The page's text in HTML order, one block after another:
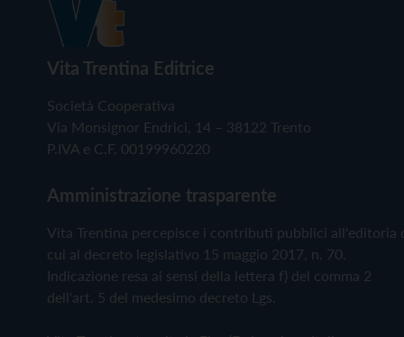
Vita Trentina Editrice
Società Cooperativa
Via Monsignor Endrici, 14 – 38122 Trento
P.IVA e C.F. 00199960220
Amministrazione trasparente
Vita Trentina percepisce i contributi pubblici all'editoria
cui al decreto legislativo 15 maggio 2017, n. 70.
Indicazione resa ai sensi della lettera f) del comma 2
dell'art. 5 del medesimo decreto Lgs.